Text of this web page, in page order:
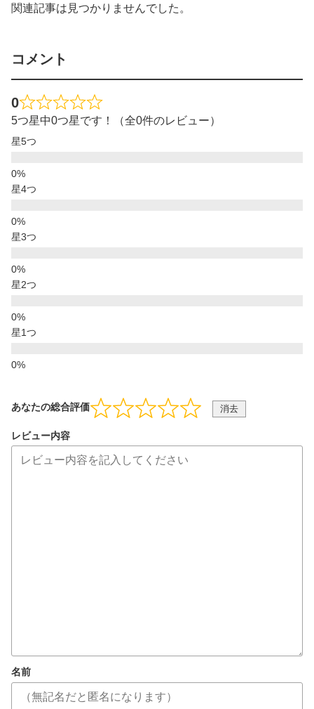
関連記事は見つかりませんでした。
コメント
0
5つ星中0つ星です！（全0件のレビュー）
星5つ
星4つ
星3つ
星2つ
星1つ
あなたの総合評価 消去
レビュー内容
名前